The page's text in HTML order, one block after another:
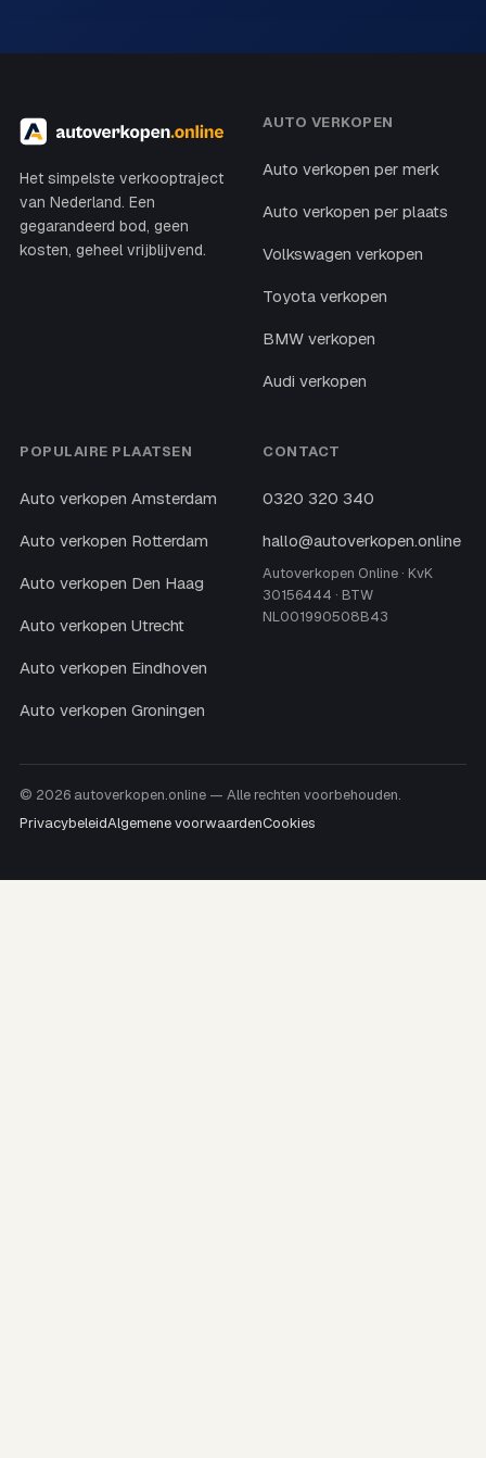
Het simpelste verkooptraject
van Nederland. Een
gegarandeerd bod, geen
kosten, geheel vrijblijvend.
AUTO VERKOPEN
Auto verkopen per merk
Auto verkopen per plaats
Volkswagen verkopen
Toyota verkopen
BMW verkopen
Audi verkopen
POPULAIRE PLAATSEN
Auto verkopen Amsterdam
Auto verkopen Rotterdam
Auto verkopen Den Haag
Auto verkopen Utrecht
Auto verkopen Eindhoven
Auto verkopen Groningen
CONTACT
0320 320 340
hallo@autoverkopen.online
Autoverkopen Online · KvK
30156444 · BTW
NL001990508B43
© 2026 autoverkopen.online — Alle rechten voorbehouden.
PrivacybeleidAlgemene voorwaardenCookies